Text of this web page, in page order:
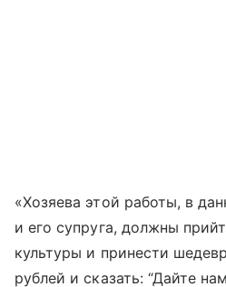
«Хозяева этой работы, в
и его супруга, должны
культуры и принести
рублей и сказать: “Дайте